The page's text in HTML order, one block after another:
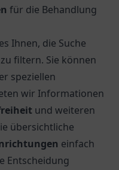
für die Behandlung
Ihnen, die Suche
filtern. Sie können
speziellen
wir Informationen
und weiteren
übersichtliche
einfach
Entscheidung